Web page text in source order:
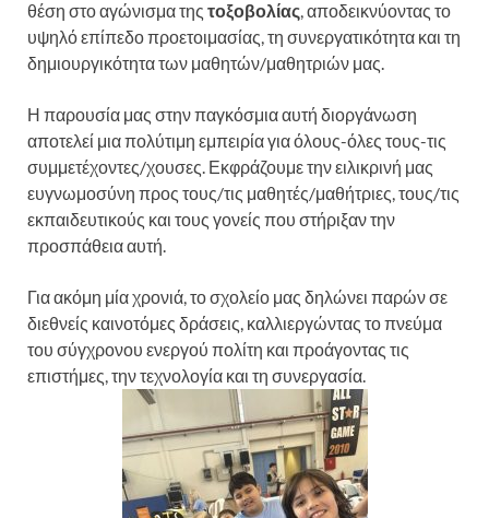
θέση στο αγώνισμα της τοξοβολίας, αποδεικνύοντας το
υψηλό επίπεδο προετοιμασίας, τη συνεργατικότητα και τη
δημιουργικότητα των μαθητών/μαθητριών μας.
Η παρουσία μας στην παγκόσμια αυτή διοργάνωση
αποτελεί μια πολύτιμη εμπειρία για όλους-όλες τους-τις
συμμετέχοντες/χουσες. Εκφράζουμε την ειλικρινή μας
ευγνωμοσύνη προς τους/τις μαθητές/μαθήτριες, τους/τις
εκπαιδευτικούς και τους γονείς που στήριξαν την
προσπάθεια αυτή.
Για ακόμη μία χρονιά, το σχολείο μας δηλώνει παρών σε
διεθνείς καινοτόμες δράσεις, καλλιεργώντας το πνεύμα
του σύγχρονου ενεργού πολίτη και προάγοντας τις
επιστήμες, την τεχνολογία και τη συνεργασία.